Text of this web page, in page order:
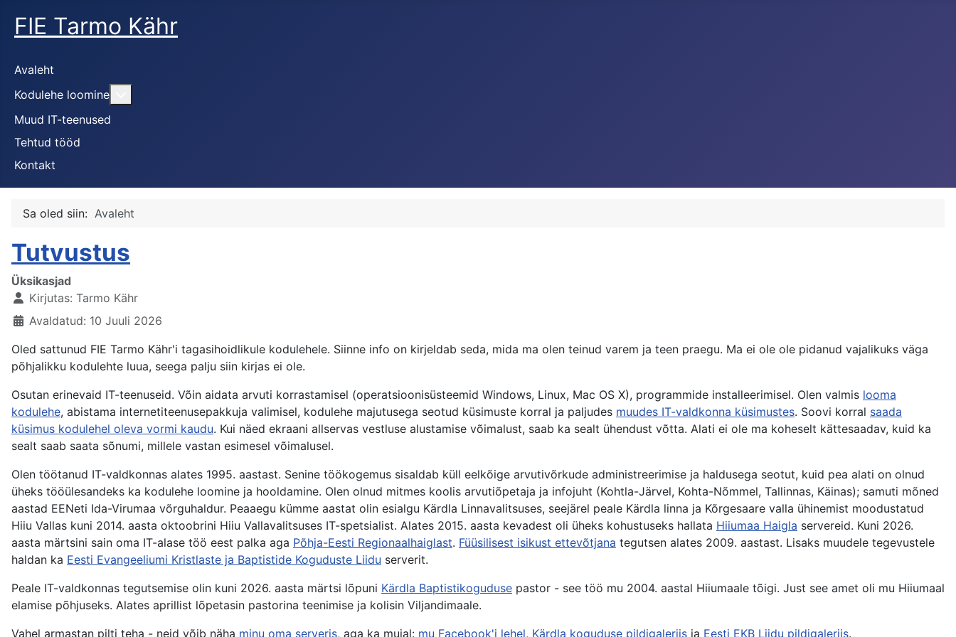
FIE Tarmo Kähr
Avaleht
Kodulehe loomine
Muud IT-teenused
Tehtud tööd
Kontakt
Sa oled siin: Avaleht
Tutvustus
Üksikasjad
Kirjutas: Tarmo Kähr
Avaldatud: 10 Juuli 2026
Oled sattunud FIE Tarmo Kähr'i tagasihoidlikule kodulehele. Siinne info on kirjeldab seda, mida ma olen teinud varem ja teen praegu. Ma ei ole ole pidanud vajalikuks väga
põhjalikku kodulehte luua, seega palju siin kirjas ei ole.
Osutan erinevaid IT-teenuseid. Võin aidata arvuti korrastamisel (operatsioonisüsteemid Windows, Linux, Mac OS X), programmide installeerimisel. Olen valmis looma
kodulehe, abistama internetiteenusepakkuja valimisel, kodulehe majutusega seotud küsimuste korral ja paljudes muudes IT-valdkonna küsimustes. Soovi korral saada
küsimus kodulehel oleva vormi kaudu. Kui näed ekraani allservas vestluse alustamise võimalust, saab ka sealt ühendust võtta. Alati ei ole ma koheselt kättesaadav, kuid ka
sealt saab saata sõnumi, millele vastan esimesel võimalusel.
Olen töötanud IT-valdkonnas alates 1995. aastast. Senine töökogemus sisaldab küll eelkõige arvutivõrkude administreerimise ja haldusega seotut, kuid pea alati on olnud
üheks tööülesandeks ka kodulehe loomine ja hooldamine. Olen olnud mitmes koolis arvutiõpetaja ja infojuht (Kohtla-Järvel, Kohta-Nõmmel, Tallinnas, Käinas); samuti mõned
aastad EENeti Ida-Virumaa võrguhaldur. Peaaegu kümme aastat olin esialgu Kärdla Linnavalitsuses, seejärel peale Kärdla linna ja Kõrgesaare valla ühinemist moodustatud
Hiiu Vallas kuni 2014. aasta oktoobrini Hiiu Vallavalitsuses IT-spetsialist. Alates 2015. aasta kevadest oli üheks kohustuseks hallata Hiiumaa Haigla servereid. Kuni 2026.
aasta märtsini sain oma IT-alase töö eest palka aga Põhja-Eesti Regionaalhaiglast. Füüsilisest isikust ettevõtjana tegutsen alates 2009. aastast. Lisaks muudele tegevustele
haldan ka Eesti Evangeeliumi Kristlaste ja Baptistide Koguduste Liidu serverit.
Peale IT-valdkonnas tegutsemise olin kuni 2026. aasta märtsi lõpuni Kärdla Baptistikoguduse pastor - see töö mu 2004. aastal Hiiumaale tõigi. Just see amet oli mu Hiiumaal
elamise põhjuseks. Alates aprillist lõpetasin pastorina teenimise ja kolisin Viljandimaale.
Vahel armastan pilti teha - neid võib näha minu oma serveris, aga ka mujal: mu Facebook'i lehel, Kärdla koguduse pildigaleriis ja Eesti EKB Liidu pildigaleriis.